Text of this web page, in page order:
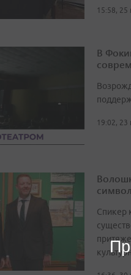
15:58, 25
В
19:02,
Спикер